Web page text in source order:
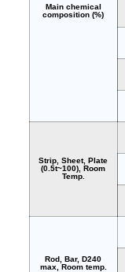
Main chemical
composition (%)
Strip, Sheet, Plate
(0.5t~100), Room
Temp.
Rod, Bar, D240
max, Room temp.